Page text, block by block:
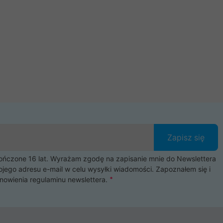
Zapisz się
16 lat. Wyrażam zgodę na zapisanie mnie do Newslettera
adresu e-mail w celu wysyłki wiadomości. Zapoznałem się i
regulaminu newslettera.